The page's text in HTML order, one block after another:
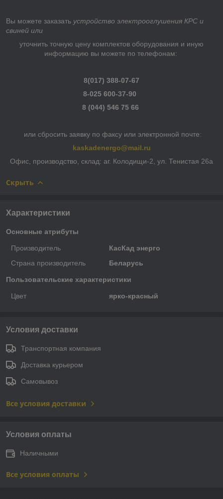
Вы можете заказать устройство электрооглушения КРС и
свиней или
уточнить точную цену комплектов оборудования и иную
информацию вы можете по телефонам:
8(017) 388-07-67
8-025 600-37-90
8 (044) 546 75 66
или сбросить заявку по факсу или электронной почте:
kaskadenergo@mail.ru
Офис, производство, склад: аг. Колодищи-2, ул. Тенистая 26а
Скрыть
Характеристики
Основные атрибуты
Производитель
КасКад энерго
Страна производитель
Беларусь
Пользовательские характеристики
Цвет ярко-красный
Условия доставки
Транспортная компания
Доставка курьером
Самовывоз
Все условия доставки
Условия оплаты
Наличными
Все условия оплаты